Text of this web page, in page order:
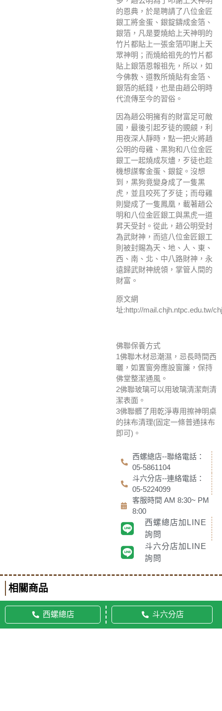
的恩典，於是聘請了八位金匠
銀工將金蛋、銀錠鑄成金箔、
銀箔，凡是要燒給上天神明的
竹片都貼上一張金箔叩謝上天
眾神明；而燒給祖先的竹片都
貼上銀箔恩報祖先，所以，如
今佛教、道教所燒貼有金箔、
銀箔的紙錢，也是由趙公明時
代流傳至今的習俗。
因為趙公明擁有的財富足可敵
國，最後引起歹徒的覬覦，利
用夜深人靜時，點一把火將趙
公明的母雞、黑狗和八位金匠
銀工一起燒成灰燼，歹徒也趁
機想謀奪金蛋、銀錠。沒想
到，黑狗竟變身成了一隻黑
虎，並且咬死了歹徒；而母雞
則變成了一隻鳳凰，載著趙公
明和八位金匠銀工與黑虎一道
昇天受封。從此，趙公明受封
為武財神，而這八位金匠銀工
則被封賜為天、地、人、東、
西、南、北、中八路財神，永
遠歸武財神統領，掌管人間的
財富。
原文網
址:http://mail.chjh.ntpc.edu.tw/
佛聯保養方式
1佛聯木材忌潮濕，忌長時間西
曬，如置窗旁應設窗簾，保持
佛堂整潔通風。
2佛聯玻璃可以用玻璃清潔劑清
潔表面。
3佛聯髒了用乾淨專用擦神明桌
的抹布清理(固定一條普通抹布
即可)。
西螺總店--聯絡電話：
05-5861104
斗六分店--連絡電話：
05-5224099
客服時間 AM 8:30~ PM
8:00
西螺總店加LINE
詢問
斗六分店加LINE
詢問
相關商品
西螺總店 斗六分店